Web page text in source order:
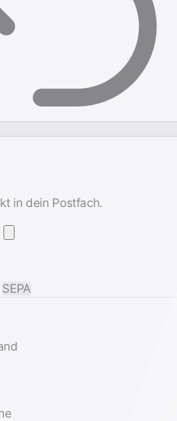
in dein Postfach.
SEPA